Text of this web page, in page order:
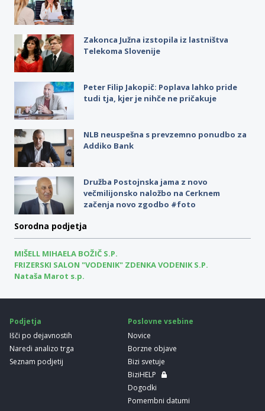
Zakonca Južna izstopila iz lastništva
Telekoma Slovenije
Peter Filip Jakopič: Poplava lahko pride
tudi tja, kjer je nihče ne pričakuje
NLB neuspešna s prevzemno ponudbo za
Addiko Bank
Družba Postojnska jama z novo
večmilijonsko naložbo na Cerknem
začenja novo zgodbo #foto
Sorodna podjetja
MIŠELL MIHAELA BOŽIČ S.P.
FRIZERSKI SALON "VODENIK" ZDENKA VODENIK S.P.
Nataša Marot s.p.
Podjetja
Išči po dejavnostih
Naredi analizo trga
Seznam podjetij
Poslovne vsebine
Novice
Borzne objave
Bizi svetuje
BiziHELP
Dogodki
Pomembni datumi